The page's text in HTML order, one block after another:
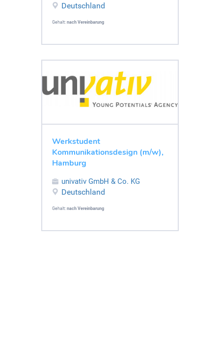
Deutschland
Gehalt: nach Vereinbarung
Werkstudent
Kommunikationsdesign (m/w),
Hamburg
univativ GmbH & Co. KG
Deutschland
Gehalt: nach Vereinbarung